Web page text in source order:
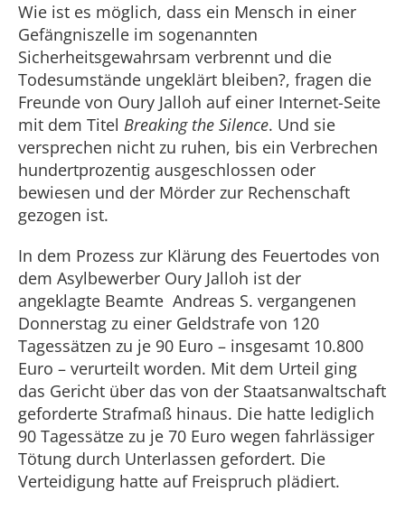
Wie ist es möglich, dass ein Mensch in einer
Gefängniszelle im sogenannten
Sicherheitsgewahrsam verbrennt und die
Todesumstände ungeklärt bleiben?, fragen die
Freunde von Oury Jalloh auf einer Internet-Seite
mit dem Titel Breaking the Silence. Und sie
versprechen nicht zu ruhen, bis ein Verbrechen
hundertprozentig ausgeschlossen oder
bewiesen und der Mörder zur Rechenschaft
gezogen ist.
In dem Prozess zur Klärung des Feuertodes von
dem Asylbewerber Oury Jalloh ist der
angeklagte Beamte Andreas S. vergangenen
Donnerstag zu einer Geldstrafe von 120
Tagessätzen zu je 90 Euro – insgesamt 10.800
Euro – verurteilt worden. Mit dem Urteil ging
das Gericht über das von der Staatsanwaltschaft
geforderte Strafmaß hinaus. Die hatte lediglich
90 Tagessätze zu je 70 Euro wegen fahrlässiger
Tötung durch Unterlassen gefordert. Die
Verteidigung hatte auf Freispruch plädiert.